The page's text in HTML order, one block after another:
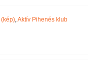
(kép),Aktív Pihenés klub